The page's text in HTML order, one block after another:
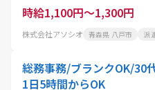
時給1,100円～1,300円
株式会社アソシオ 青森県 八戸市 派
総務事務/ブランクOK/30
1日5時間からOK